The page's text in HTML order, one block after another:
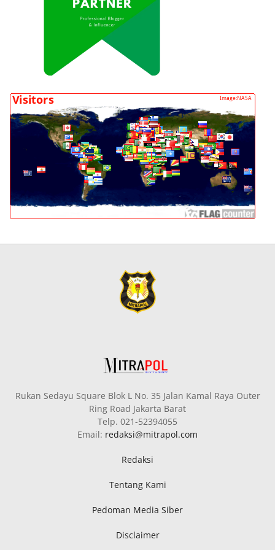
Rukan Sedayu Square Blok L No. 35 Jalan Kamal Raya Outer
Ring Road Jakarta Barat
Telp. 021-52394055
Email: redaksi@mitrapol.com
Redaksi
Tentang Kami
Pedoman Media Siber
Disclaimer